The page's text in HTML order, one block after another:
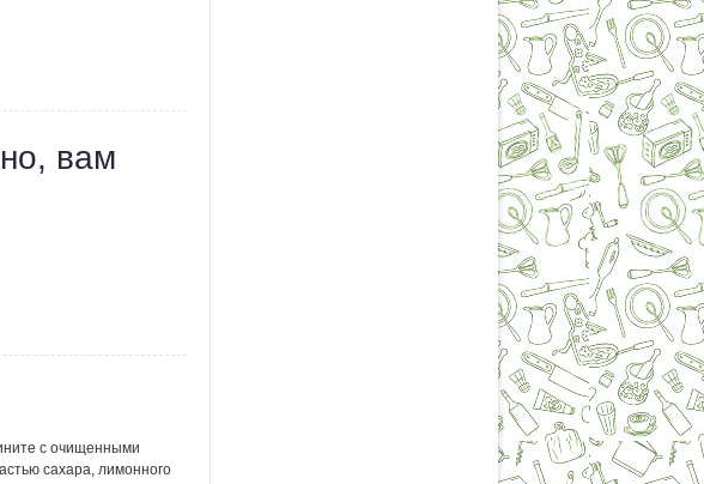
вам
с очищенными
сахара, лимонного